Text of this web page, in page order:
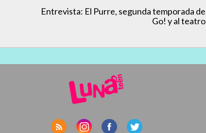
Entrevista: El Purre, segunda temporada de
Go! y al teatro